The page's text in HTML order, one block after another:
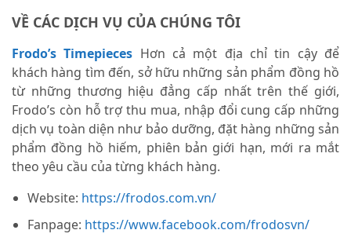
VỀ CÁC DỊCH VỤ CỦA CHÚNG TÔI
Frodo’s Timepieces Hơn cả một địa chỉ tin cậy để
khách hàng tìm đến, sở hữu những sản phẩm đồng hồ
từ những thương hiệu đẳng cấp nhất trên thế giới,
Frodo’s còn hỗ trợ thu mua, nhập đổi cung cấp những
dịch vụ toàn diện như bảo dưỡng, đặt hàng những sản
phẩm đồng hồ hiếm, phiên bản giới hạn, mới ra mắt
theo yêu cầu của từng khách hàng.
Website: https://frodos.com.vn/
Fanpage: https://www.facebook.com/frodosvn/